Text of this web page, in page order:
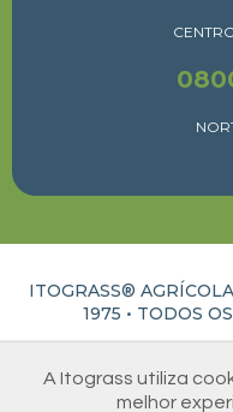
ITOGRASS®
1975 • TODOS
A Itograss utiliza
melhor